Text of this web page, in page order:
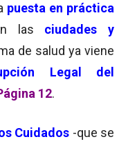
puesta en práctica
las ciudades y
de salud ya viene
Legal del
12.
Cuidados -que se